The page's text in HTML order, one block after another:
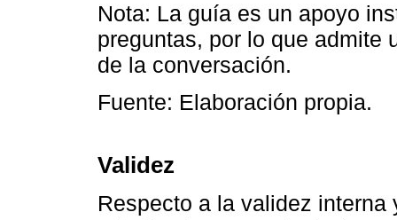
Nota: La guía es un apoyo
preguntas, por lo que admite
de la conversación.
Fuente: Elaboración propia.
Validez
Respecto a la validez